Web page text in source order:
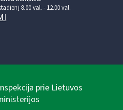
8.00 val. - 12.00 val.
prie Lietuvos